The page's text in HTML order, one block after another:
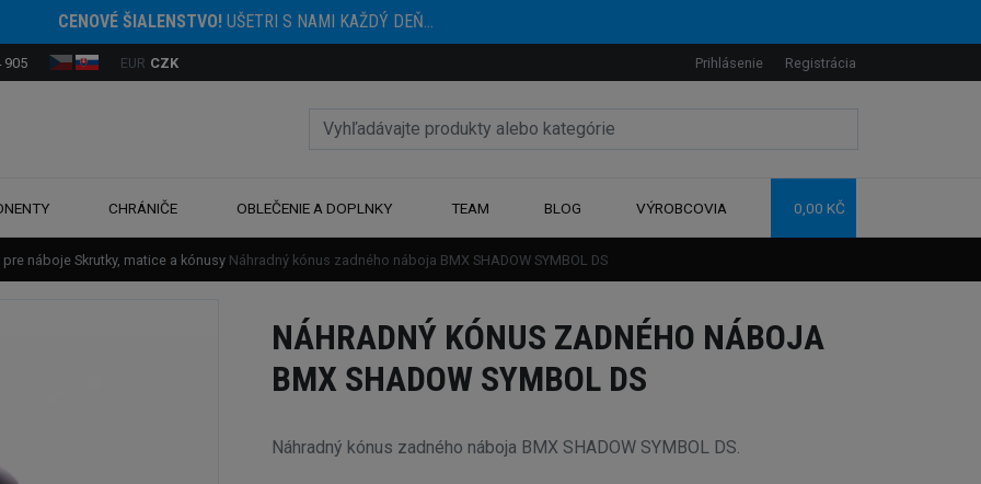
CENOVÉ ŠIALENSTVO!UŠETRI S NAMI KAŽDÝ DEŇ...
905 EUR CZK Prihlásenie Registrácia
CHRÁNIČE OBLEČENIE A DOPLNKY TEAM BLOG VÝROBCOVIA 0,00 KČ
pre nábojeSkrutky, matice a kónusy Náhradný kónus zadného náboja BMX SHADOW SYMBOL DS
NÁHRADNÝ KÓNUS ZADNÉHO NÁBOJA
BMX SHADOW SYMBOL DS
Náhradný kónus zadného náboja BMX SHADOW SYMBOL DS.